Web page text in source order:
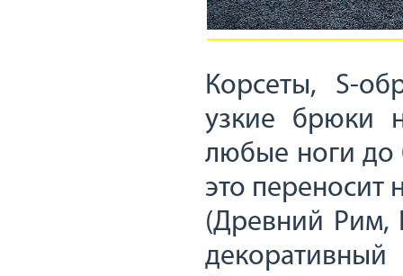
Корсеты, S-
узкие брюки
любые ноги до
это переносит
(Древний Рим,